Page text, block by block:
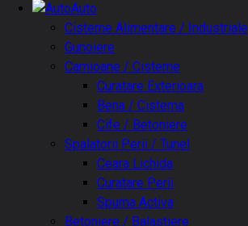
Auto
Cisterne Alimentare / Industriale
Gunoiere
Camioane / Cisterne
Curatare Exterioara
Bena / Cisterna
Cife / Betoniere
Spalatorii Perii / Tunel
Ceara Lichida
Curatare Perii
Spuma Activa
Betoniere / Balastiere